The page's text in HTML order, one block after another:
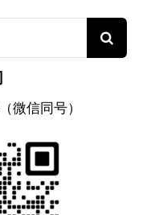
微信同号）